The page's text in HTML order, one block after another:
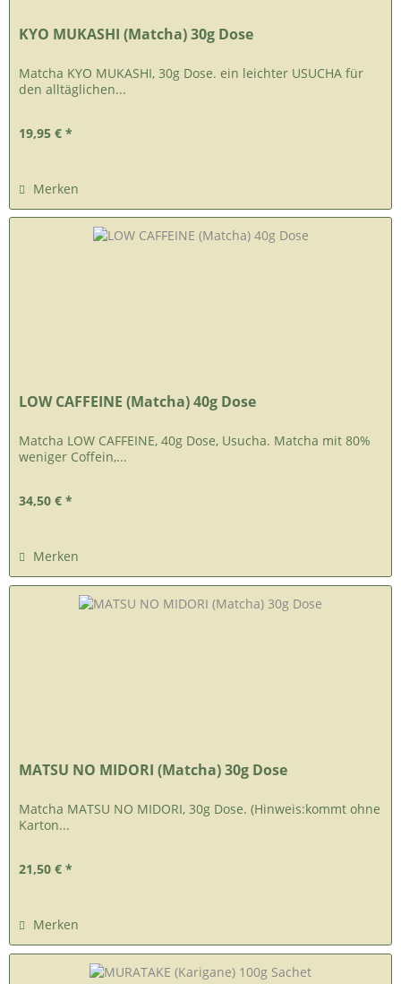
KYO MUKASHI (Matcha) 30g Dose
Matcha KYO MUKASHI, 30g Dose. ein leichter USUCHA für
den alltäglichen...
19,95 € *
Merken
LOW CAFFEINE (Matcha) 40g Dose
Matcha LOW CAFFEINE, 40g Dose, Usucha. Matcha mit 80%
weniger Coffein,...
34,50 € *
Merken
MATSU NO MIDORI (Matcha) 30g Dose
Matcha MATSU NO MIDORI, 30g Dose. (Hinweis:kommt ohne
Karton...
21,50 € *
Merken